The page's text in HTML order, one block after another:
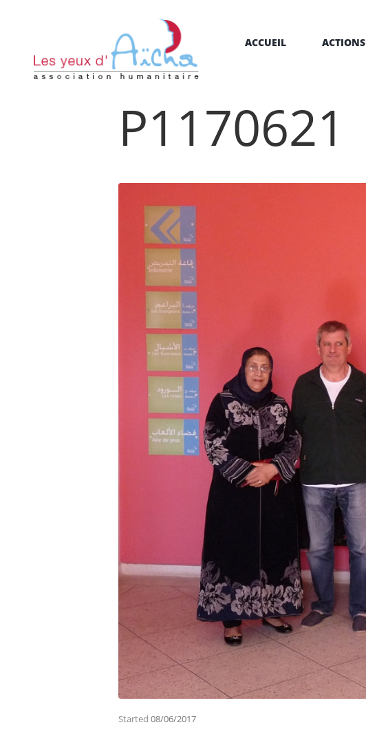
ACCUEIL ACTIONS
P1170621
Started 08/06/2017